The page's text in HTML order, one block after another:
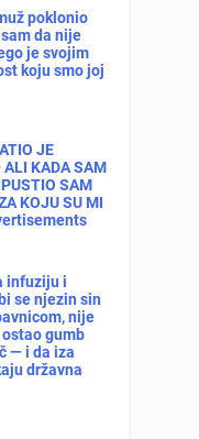
poklonio
da nije
je svojim
koju smo joj
JE
KADA SAM
SAM
KOJU SU MI
infuziju i
se njezin sin
nije
gumb
— i da iza
državna